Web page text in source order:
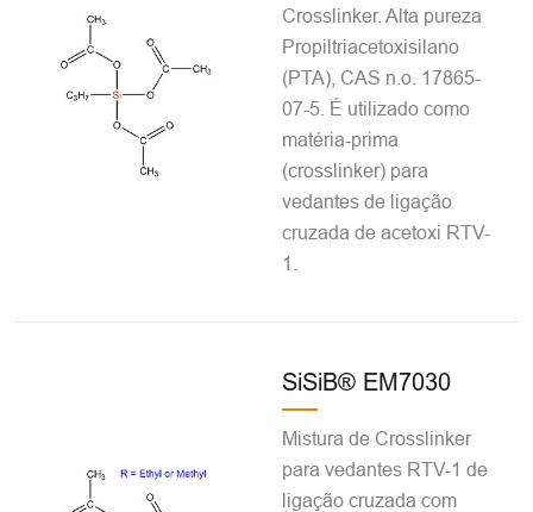
Crosslinker. Alta pureza
Propiltriacetoxisilano
(PTA), CAS n.o. 17865-
07-5. É utilizado como
matéria-prima
(crosslinker) para
vedantes de ligação
cruzada de acetoxi RTV-
1.
SiSiB® EM7030
Mistura de Crosslinker
para vedantes RTV-1 de
ligação cruzada com